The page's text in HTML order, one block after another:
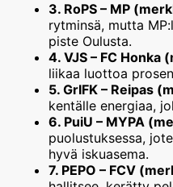
3. RoPS – MP
rytminsä, mutta
piste Oulusta.
4. VJS – FC Honka
liikaa luottoa
5. GrIFK – Reipas
kentälle energiaa,
6. PuiU – MYPA
puolustuksessa,
hyvä iskuasema.
7. PEPO – FCV